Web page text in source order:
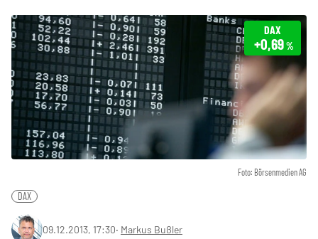
Foto: Börsenmedien AG
DAX
+0,69%
DAX
09.12.2013, 17:30‧ Markus Bußler